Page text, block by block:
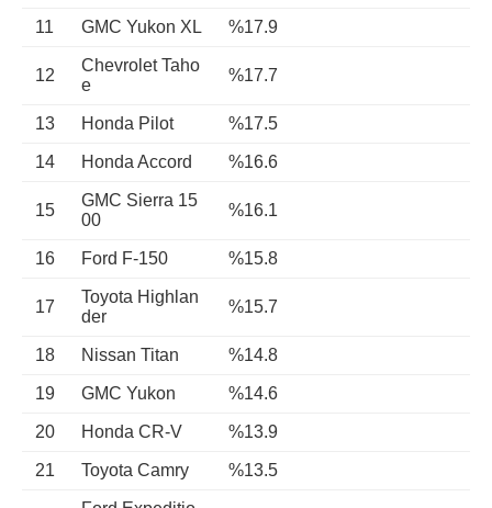
11 GMC Yukon XL %17.9
12
Chevrolet Taho
e
%17.7
13 Honda Pilot %17.5
14 Honda Accord %16.6
15
GMC Sierra 15
00
%16.1
16 Ford F-150 %15.8
17
Toyota Highlan
der
%15.7
18 Nissan Titan %14.8
19 GMC Yukon %14.6
20 Honda CR-V %13.9
21 Toyota Camry %13.5